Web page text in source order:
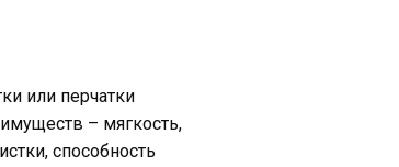
или перчатки
– мягкость,
способность